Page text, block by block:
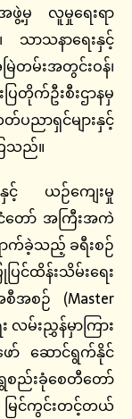
အဖွဲ့မှ လူမှုရေးရာ
သာသနာရေးနှင့်
းအတွင်းဝန်၊
တိုက်ဦးစီးဌာနမှ
ပညာရှင်များနှင့်
သည်။
င့် ယဉ်ကျေးမှု
ငံတော် အကြီးအကဲ
က်ခဲ့သည့် ခရီးစဉ်
င်ထိန်းသိမ်းရေး
စဉ် (Master
လမ်းညွှန်မှာကြား
ာ် ဆောင်ရွက်နိုင်
ေစည်းခုံစေတီတော်
ြင်ကွင်းတင့်တယ်